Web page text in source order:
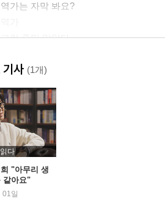
가는 자막 봐요?
런 줄만 알았다
락하기 어려운 건
가를 그만두는 꿈을 꿨다
황석희
괜찮은 직업을 골랐다
됐어요
역
든 오지랖에 부쳐
기사 (1개)
읽다
"아무리 생
같아요"
일